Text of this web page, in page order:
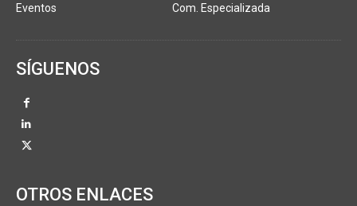
Eventos
Com. Especializada
SÍGUENOS
OTROS ENLACES